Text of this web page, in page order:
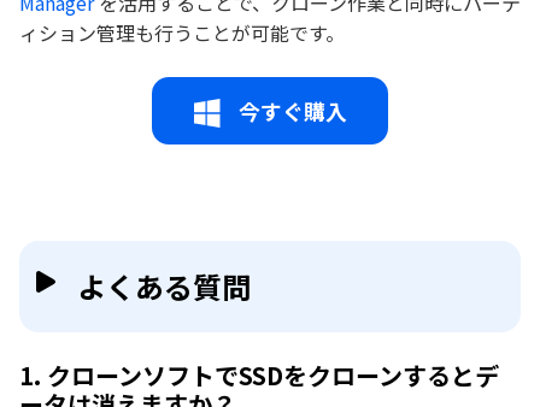
ィション管理も行うことが可能です。
今すぐ購入
よくある質問
1. クローンソフトでSSDをクローンするとデ